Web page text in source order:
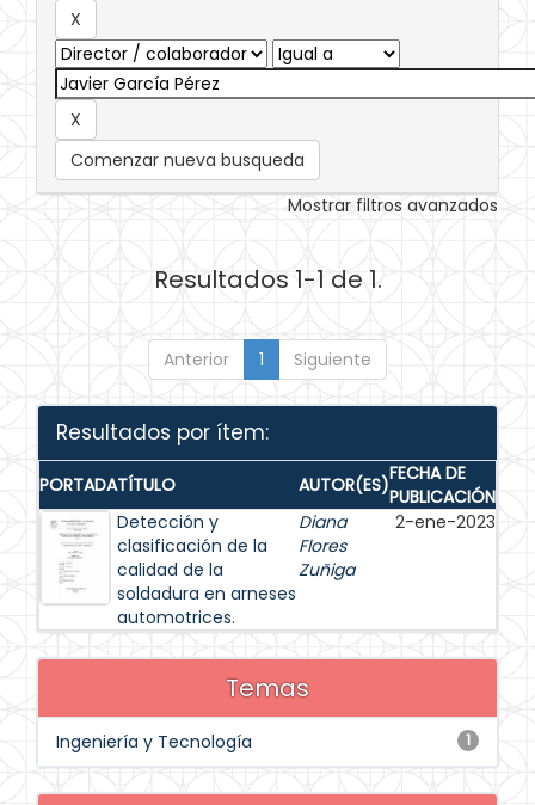
Comenzar nueva busqueda
Mostrar filtros avanzados
Resultados 1-1 de 1.
Anterior 1 Siguiente
Resultados por ítem:
PORTADATÍTULO AUTOR(ES)FECHA DE
PUBLICACIÓN
Detección y
clasificación de la
calidad de la
soldadura en arneses
automotrices.
Diana
Flores
Zuñiga
2-ene-2023
Temas
1
Ingeniería y Tecnología